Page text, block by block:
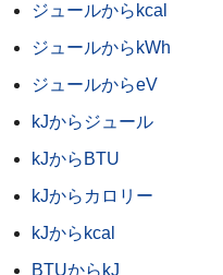
ジュールからkcal
ジュールからkWh
ジュールからeV
kJからジュール
kJからBTU
kJからカロリー
kJからkcal
BTUからkJ